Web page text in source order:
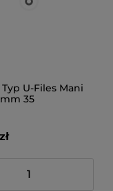
Typ U-Files Mani
35